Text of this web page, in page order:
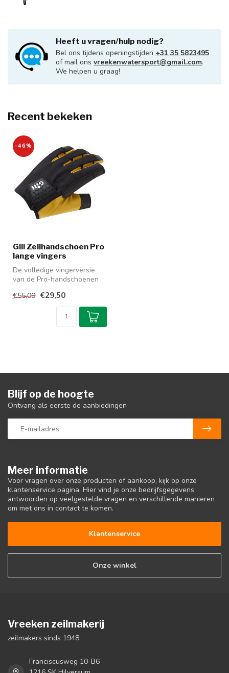
Heeft u vragen/hulp nodig?
Bel ons tijdens openingstijden +31 35 5823495
of mail ons vreekenwatersport@gmail.com.
We helpen u graag!
Recent bekeken
-46%
Gill Zeilhandschoen Pro
lange vingers
De volledige vingerversie
van de Pro-handschoenen
Ultra X...
€55,00 €29,50
Meer informatie
Voor vragen over onze producten of aankoop, kijk op onze
klantenservice pagina. Hier vind je onze bedrijfsgegevens,
antwoorden op veelgestelde vragen en verschillende manieren
om met ons in contact te komen.
Klantenservice
Onze winkel
Blijf op de hoogte
Ontvang als eerste de aanbiedingen
Vreeken zeilmakerij
zeilmakers sinds 1948
Franciscusweg 10-B6